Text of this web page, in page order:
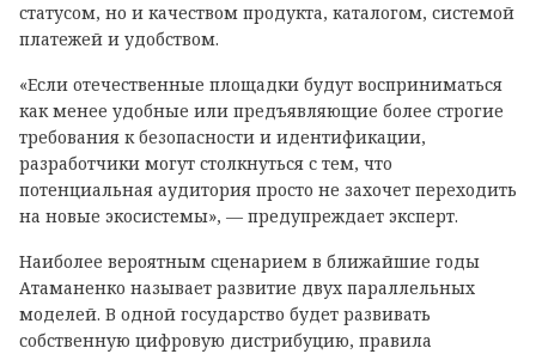
статусом, но и качеством продукта, каталогом, системой
платежей и удобством.
«Если отечественные площадки будут восприниматься
как менее удобные или предъявляющие более строгие
требования к безопасности и идентификации,
разработчики могут столкнуться с тем, что
потенциальная аудитория просто не захочет переходить
на новые экосистемы», — предупреждает эксперт.
Наиболее вероятным сценарием в ближайшие годы
Атаманенко называет развитие двух параллельных
моделей. В одной государство будет развивать
собственную цифровую дистрибуцию, правила